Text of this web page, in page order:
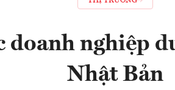
doanh nghiệp
Nhật Bản